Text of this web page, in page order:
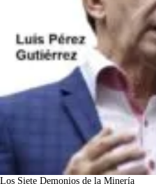
Los Siete Demonios de la Minería